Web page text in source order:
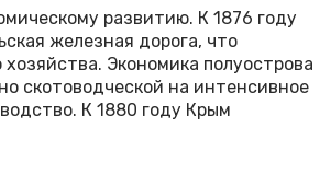
развитию. К 1876 году
железная дорога, что
Экономика полуострова
скотоводческой на интенсивное
К 1880 году Крым